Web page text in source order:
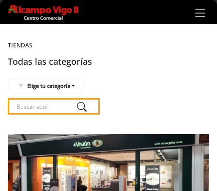
Ir al contenido principal
TIENDAS
Todas las categorías
Elige tu categoría
Listado de locales